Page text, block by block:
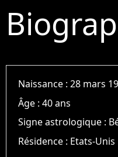
Naissance :28 mars
Âge :40 ans
Signe astrologique :
Résidence : Etats-Unis